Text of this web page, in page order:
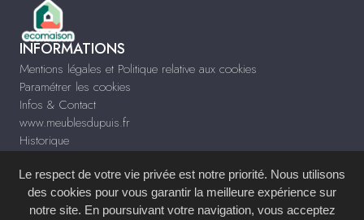
INFORMATIONS
Mentions légales et Politique relative aux cookies
Paramétrer les cookies
Infos & Contact
www.meublesdupuis.fr
Historique
Le respect de votre vie privée est notre priorité. Nous utilisons
des cookies pour vous garantir la meilleure expérience sur
notre site. En poursuivant votre navigation, vous acceptez